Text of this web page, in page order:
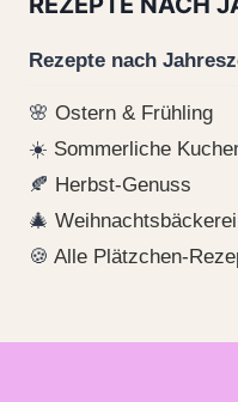
Rezepte nach
🌸 Ostern & Frühling
☀️ Sommerliche
🍂 Herbst-Genuss
🎄 Weihnachtsbäckerei
🍪 Alle Plätzchen-